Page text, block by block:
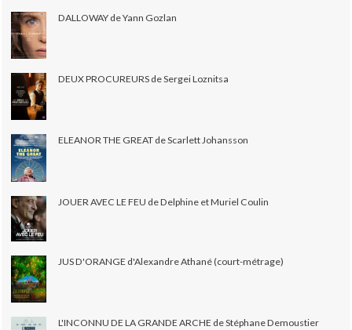
DALLOWAY de Yann Gozlan
DEUX PROCUREURS de Sergei Loznitsa
ELEANOR THE GREAT de Scarlett Johansson
JOUER AVEC LE FEU de Delphine et Muriel Coulin
JUS D'ORANGE d'Alexandre Athané (court-métrage)
L'INCONNU DE LA GRANDE ARCHE de Stéphane Demoustier